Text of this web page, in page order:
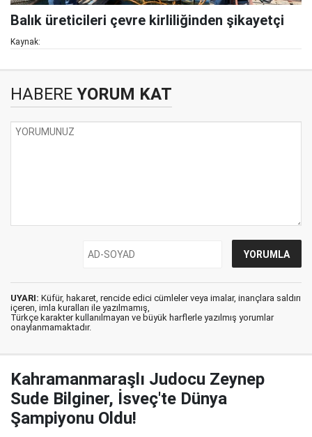
Balık üreticileri çevre kirliliğinden şikayetçi
Kaynak:
HABERE YORUM KAT
UYARI: Küfür, hakaret, rencide edici cümleler veya imalar, inançlara saldırı
içeren, imla kuralları ile yazılmamış,
Türkçe karakter kullanılmayan ve büyük harflerle yazılmış yorumlar
onaylanmamaktadır.
Kahramanmaraşlı Judocu Zeynep
Sude Bilginer, İsveç'te Dünya
Şampiyonu Oldu!